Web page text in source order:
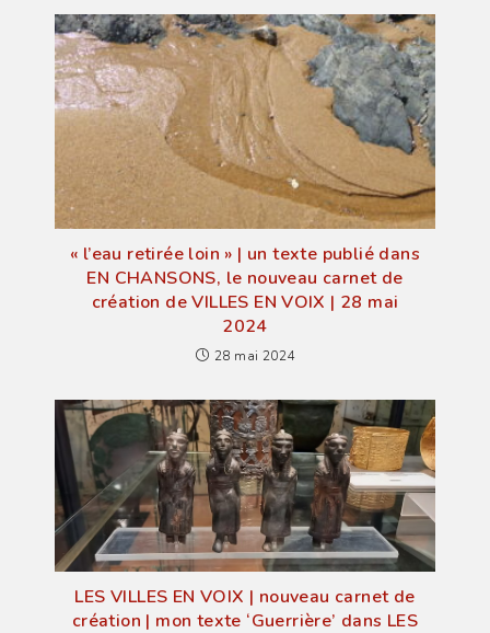
« l’eau retirée loin » | un texte publié dans
EN CHANSONS, le nouveau carnet de
création de VILLES EN VOIX | 28 mai
2024
28 mai 2024
LES VILLES EN VOIX | nouveau carnet de
création | mon texte ‘Guerrière’ dans LES